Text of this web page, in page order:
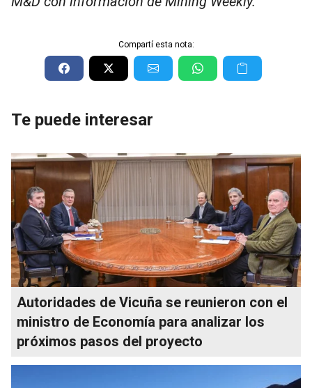
Compartí esta nota:
Te puede interesar
Autoridades de Vicuña se reunieron con el
ministro de Economía para analizar los
próximos pasos del proyecto